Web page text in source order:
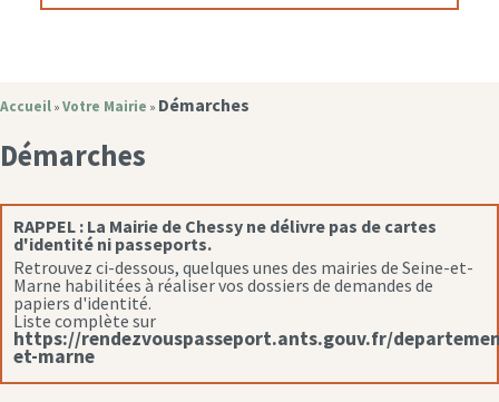
Accueil » Votre Mairie » Démarches
Démarches
RAPPEL : La Mairie de Chessy ne délivre pas de cartes
d'identité ni passeports.
Retrouvez ci-dessous, quelques unes des mairies de Seine-et-
Marne habilitées à réaliser vos dossiers de demandes de
papiers d'identité.
Liste complète sur
https://rendezvouspasseport.ants.gouv.fr/
et-marne